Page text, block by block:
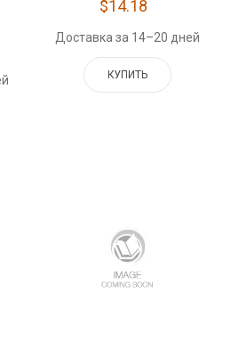
$14.18
Доставка за 14–20 дней
КУПИТЬ